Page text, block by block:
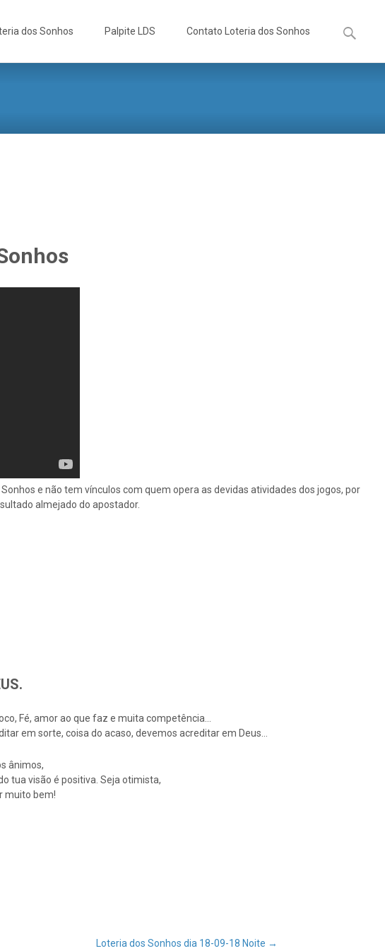
dos Sonhos Palpite LDS Contato Loteria dos Sonhos
por:
e não tem vínculos com quem opera as devidas atividades dos jogos, por
almejado do apostador.
Fé, amor ao que faz e muita competência…
em sorte, coisa do acaso, devemos acreditar em Deus…
ânimos,
tua visão é positiva. Seja otimista,
muito bem!
Loteria dos Sonhos dia 18-09-18 Noite →